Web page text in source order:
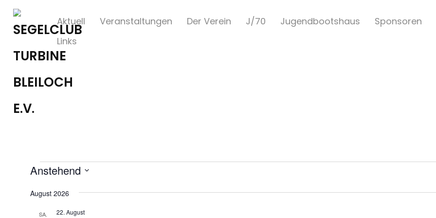
Aktuell Veranstaltungen Der Verein J/70 Jugendbootshaus
Sponsoren
Links
Veranstaltungen
Anstehend
wählen.
August 2026
SA. 22. August